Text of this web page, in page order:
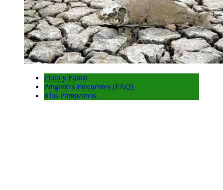
Flora y Fauna
Preguntas Frecuentes (FAQ)
Ríos Pampeanos